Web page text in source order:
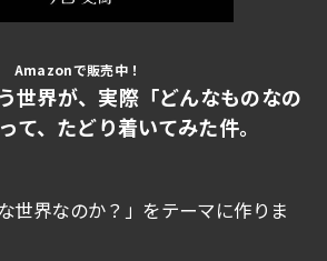
Amazonで販売中！
世界が、実際「どんなものなの
て、たどり着いてみた件。
世界なのか？」をテーマに作りま